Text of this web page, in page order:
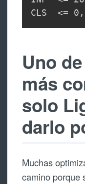
CLS  <=
Uno
más
solo
darlo
Muchas
camino porque